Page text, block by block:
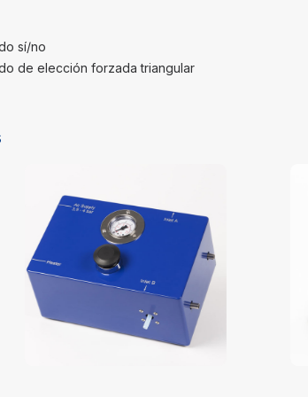
sí/no
de elección forzada triangular